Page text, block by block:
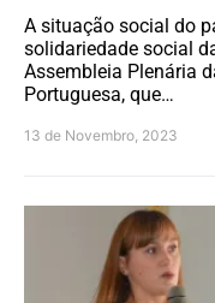
A situação social do
solidariedade social
Assembleia Plenária
Portuguesa, que…
13 de Novembro, 2023